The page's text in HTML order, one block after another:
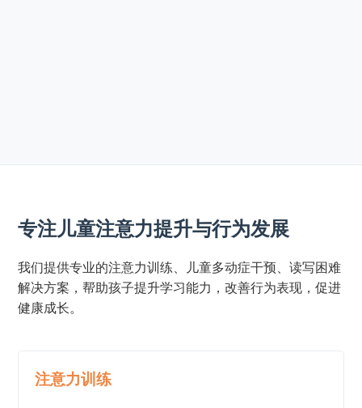
专注儿童注意力提升与行为发展
我们提供专业的注意力训练、儿童多动症干预、读写困难
解决方案，帮助孩子提升学习能力，改善行为表现，促进
健康成长。
注意力训练